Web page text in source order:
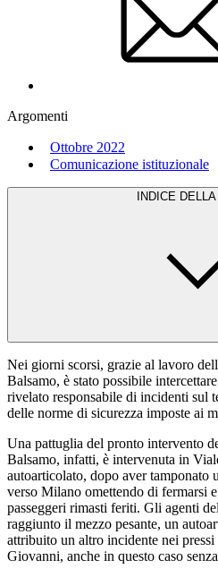
Argomenti
Ottobre 2022
Comunicazione istituzionale
INDICE
Nei giorni scorsi, grazie al lavoro
Balsamo, è stato possibile
rivelato responsabile di incidenti sul
delle norme di sicurezza imposte ai
Una pattuglia del pronto intervento
Balsamo, infatti, è intervenuta in
autoarticolato, dopo aver tamponato
verso Milano omettendo di fermarsi
passeggeri rimasti feriti. Gli agenti
raggiunto il mezzo pesante, un
attribuito un altro incidente nei
Giovanni, anche in questo caso